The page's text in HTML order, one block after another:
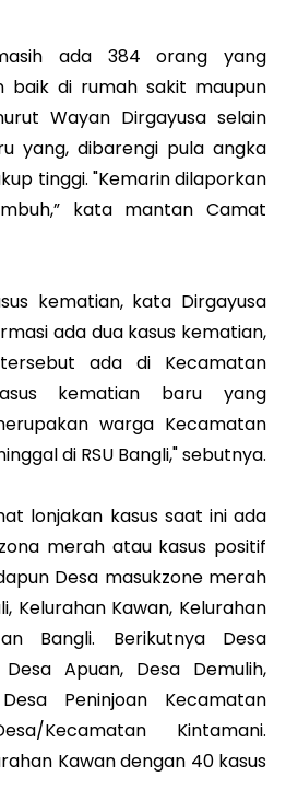
ada 384 orang yang
baik di rumah sakit maupun
Wayan Dirgayusa selain
yang, dibarengi pula angka
tinggi. "Kemarin dilaporkan
kata mantan Camat
kematian, kata Dirgayusa
ada dua kasus kematian,
ada di Kecamatan
kematian baru yang
warga Kecamatan
di RSU Bangli," sebutnya.
lonjakan kasus saat ini ada
merah atau kasus positif
Desa masukzone merah
Kelurahan Kawan, Kelurahan
Bangli. Berikutnya Desa
Apuan, Desa Demulih,
Peninjoan Kecamatan
Kecamatan Kintamani.
Kawan dengan 40 kasus